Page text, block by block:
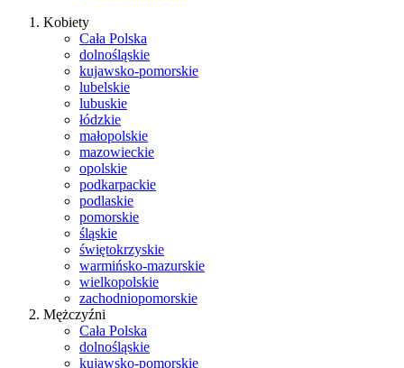
Kobiety
Cała Polska
dolnośląskie
kujawsko-pomorskie
lubelskie
lubuskie
łódzkie
małopolskie
mazowieckie
opolskie
podkarpackie
podlaskie
pomorskie
śląskie
świętokrzyskie
warmińsko-mazurskie
wielkopolskie
zachodniopomorskie
Mężczyźni
Cała Polska
dolnośląskie
kujawsko-pomorskie